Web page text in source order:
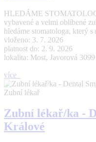
HLEDÁME
vybavené a velmi oblíbené
hledáme stomatologa, který s
vloženo: 3. 7. 2026
platnost do: 2. 9. 2026
lokalita: Most, Javorová 3099
více
Zubní lékař
Zubní lékař/ka -
Králové